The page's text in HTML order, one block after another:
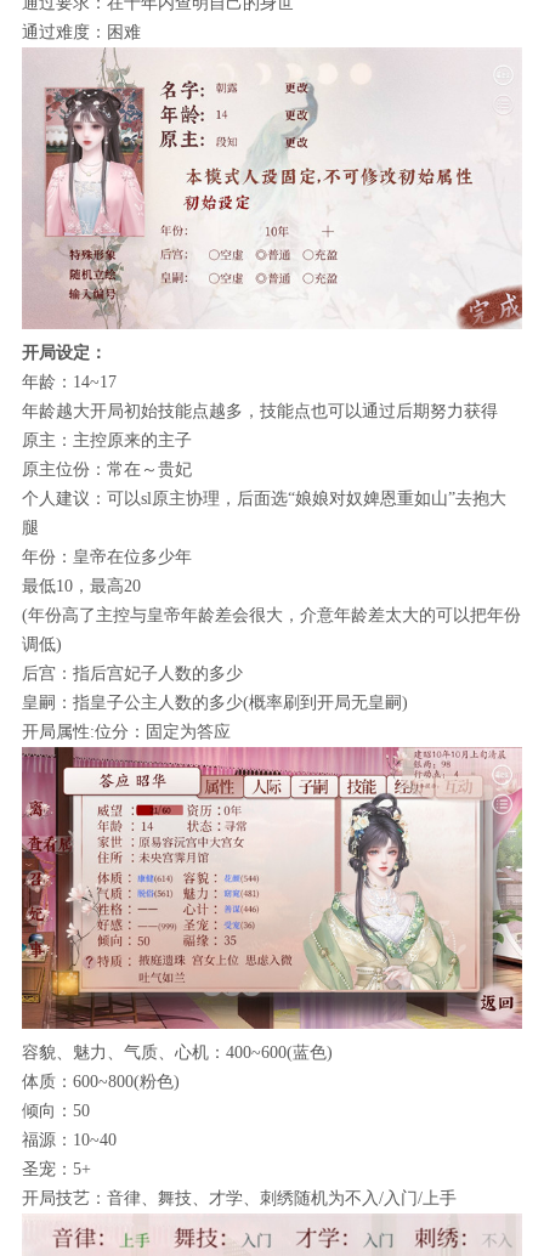
通过难度：困难
开局设定：
年龄：14~17
年龄越大开局初始技能点越多，技能点也可以通过后期努力获得
原主：主控原来的主子
原主位份：常在～贵妃
个人建议：可以sl原主协理，后面选“娘娘对奴婢恩重如山”去抱大
腿
年份：皇帝在位多少年
最低10，最高20
(年份高了主控与皇帝年龄差会很大，介意年龄差太大的可以把年份
调低)
后宫：指后宫妃子人数的多少
皇嗣：指皇子公主人数的多少(概率刷到开局无皇嗣)
开局属性:位分：固定为答应
容貌、魅力、气质、心机：400~600(蓝色)
体质：600~800(粉色)
倾向：50
福源：10~40
圣宠：5+
开局技艺：音律、舞技、才学、刺绣随机为不入/入门/上手